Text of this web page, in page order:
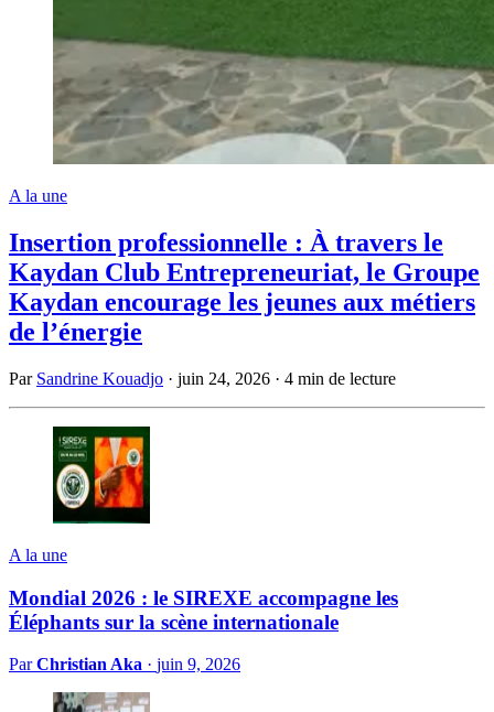
A la une
Insertion professionnelle : À travers le
Kaydan Club Entrepreneuriat, le Groupe
Kaydan encourage les jeunes aux métiers
de l’énergie
Par Sandrine Kouadjo · juin 24, 2026 · 4 min de lecture
A la une
Mondial 2026 : le SIREXE accompagne les
Éléphants sur la scène internationale
ParChristian Aka · juin 9, 2026